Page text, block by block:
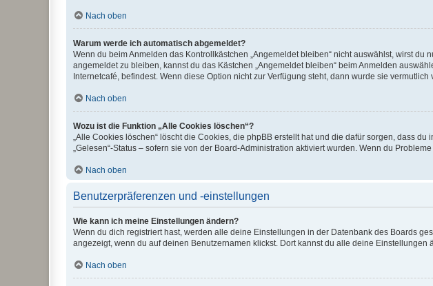
Nach oben
Warum werde ich automatisch abgemeldet?
Wenn du beim Anmelden das Kontrollkästchen „Angemeldet bleiben“ nicht auswählst, wirst
angemeldet zu bleiben, kannst du das Kästchen „Angemeldet bleiben“ beim Anmelden
Internetcafé, befindest. Wenn diese Option nicht zur Verfügung steht, dann wurde sie
Nach oben
Wozu ist die Funktion „Alle Cookies löschen“?
„Alle Cookies löschen“ löscht die Cookies, die phpBB erstellt hat und die dafür sorgen, dass
„Gelesen“-Status – sofern sie von der Board-Administration aktiviert wurden. Wenn du
Nach oben
Benutzerpräferenzen und -einstellungen
Wie kann ich meine Einstellungen ändern?
Wenn du dich registriert hast, werden alle deine Einstellungen in der Datenbank des Boards
angezeigt, wenn du auf deinen Benutzernamen klickst. Dort kannst du alle deine Einstellungen
Nach oben